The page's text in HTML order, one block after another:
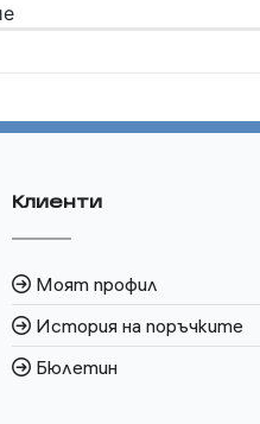
Клиенти
Моят профил
История на поръчките
Бюлетин